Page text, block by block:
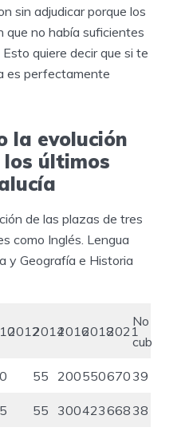
sin adjudicar porque los
que no había suficientes
quiere decir que si te
es perfectamente
la evolución
los últimos
de las plazas de tres
como Inglés. Lengua
y Geografía e Historia
20122014201620182021
No
cubierta
55 200550670 39
55 300423668 38